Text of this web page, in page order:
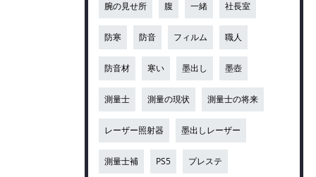
腕の見せ所 腹 一緒 社長室
防寒 防音 フィルム 職人
防音材 寒い 墨出し 墨壺
測量士 測量の現状 測量士の将来
レーザー照射器 墨出しレーザー
測量士補 PS5 プレステ